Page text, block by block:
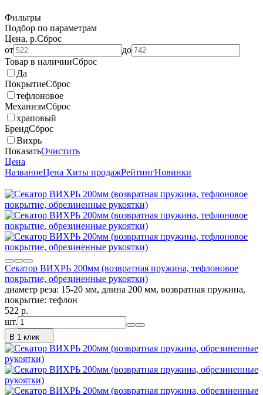
Фильтры
Подбор по параметрам
Цена, р.Сброс
от
до
Товар в наличииСброс
Да
ПокрытиеСброс
тефлоновое
МеханизмСброс
храповый
БрендСброс
Вихрь
ПоказатьОчистить
Цена
НазваниеЦена Хиты продажРейтингНовинки
Секатор ВИХРЬ 200мм (возвратная пружина, тефлоновое
покрытие, обрезиненные рукоятки)
диаметр реза: 15-20 мм, длина 200 мм, возвратная пружина,
покрытие: тефлон
522 p.
шт.
В 1 клик